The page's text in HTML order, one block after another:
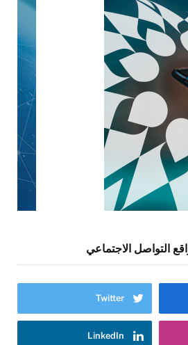
التواصل الاجتماعي
Twitter
LinkedIn